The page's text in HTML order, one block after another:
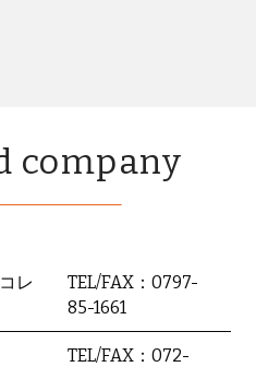
company
レ
TEL/FAX：0797-
85-1661
TEL/FAX：072-